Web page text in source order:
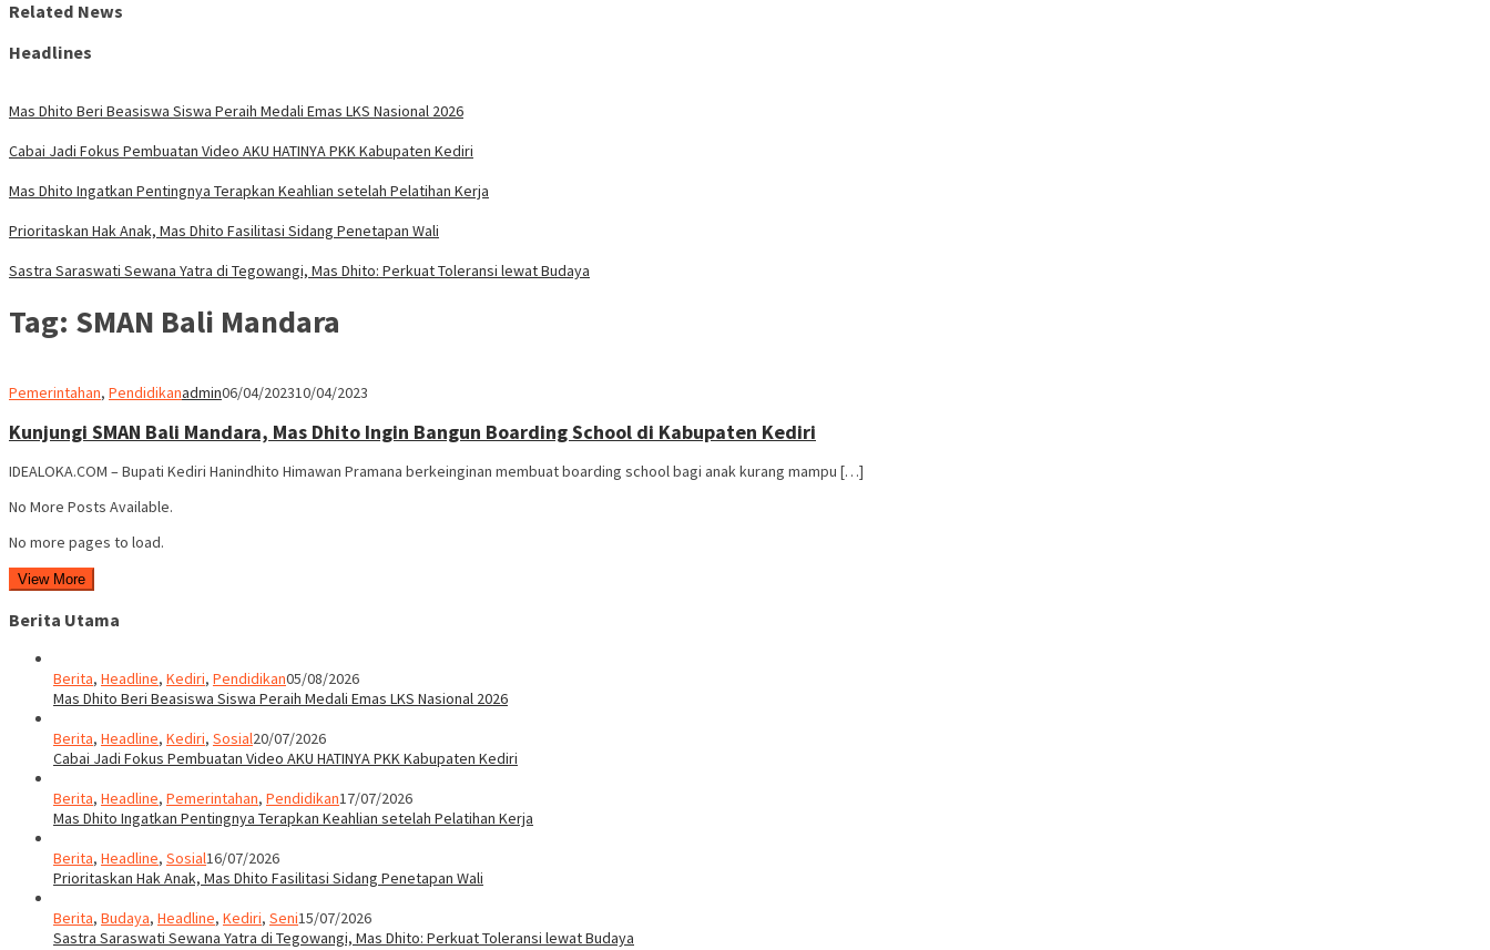
Related News
Headlines
Mas Dhito Beri Beasiswa Siswa Peraih Medali Emas LKS Nasional 2026
Cabai Jadi Fokus Pembuatan Video AKU HATINYA PKK Kabupaten Kediri
Mas Dhito Ingatkan Pentingnya Terapkan Keahlian setelah Pelatihan Kerja
Prioritaskan Hak Anak, Mas Dhito Fasilitasi Sidang Penetapan Wali
Sastra Saraswati Sewana Yatra di Tegowangi, Mas Dhito: Perkuat Toleransi lewat Budaya
Tag: SMAN Bali Mandara
Pemerintahan, Pendidikanadmin06/04/202310/04/2023
Kunjungi SMAN Bali Mandara, Mas Dhito Ingin Bangun Boarding School di Kabupaten Kediri
IDEALOKA.COM – Bupati Kediri Hanindhito Himawan Pramana berkeinginan membuat boarding school bagi anak kurang mampu […]
No More Posts Available.
No more pages to load.
View More
Berita Utama
Berita, Headline, Kediri, Pendidikan05/08/2026
Mas Dhito Beri Beasiswa Siswa Peraih Medali Emas LKS Nasional 2026
Berita, Headline, Kediri, Sosial20/07/2026
Cabai Jadi Fokus Pembuatan Video AKU HATINYA PKK Kabupaten Kediri
Berita, Headline, Pemerintahan, Pendidikan17/07/2026
Mas Dhito Ingatkan Pentingnya Terapkan Keahlian setelah Pelatihan Kerja
Berita, Headline, Sosial16/07/2026
Prioritaskan Hak Anak, Mas Dhito Fasilitasi Sidang Penetapan Wali
Berita, Budaya, Headline, Kediri, Seni15/07/2026
Sastra Saraswati Sewana Yatra di Tegowangi, Mas Dhito: Perkuat Toleransi lewat Budaya